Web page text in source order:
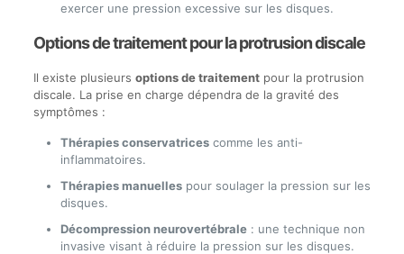
exercer une pression excessive sur les disques.
Options de traitement pour la protrusion discale
Il existe plusieurs options de traitementpour la protrusion
discale. La prise en charge dépendra de la gravité des
symptômes :
Thérapies conservatricescomme les anti-
inflammatoires.
Thérapies manuellespour soulager la pression sur les
disques.
Décompression neurovertébrale: une technique non
invasive visant à réduire la pression sur les disques.